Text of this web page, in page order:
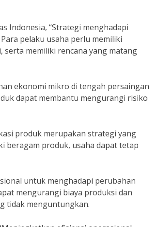
Indonesia, “Strategi menghadapi
pelaku usaha perlu memiliki
serta memiliki rencana yang matang
ekonomi mikro di tengah persaingan
dapat membantu mengurangi risiko
produk merupakan strategi yang
beragam produk, usaha dapat tetap
untuk menghadapi perubahan
mengurangi biaya produksi dan
tidak menguntungkan.